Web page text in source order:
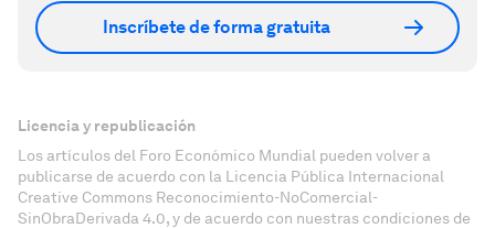
Inscríbete de forma gratuita
Licencia y republicación
Los artículos del Foro Económico Mundial pueden volver a
publicarse de acuerdo con la Licencia Pública Internacional
Creative Commons Reconocimiento-NoComercial-
SinObraDerivada 4.0, y de acuerdo con nuestras condiciones de